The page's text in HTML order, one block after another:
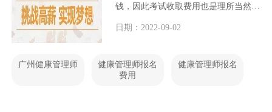
钱，因此考试收取费用也是理所当然
的。那么广州健康管理师报名费用多少
日期：2022-09-02
广州健康管理师
健康管理师报名
费用
健康管理师报名